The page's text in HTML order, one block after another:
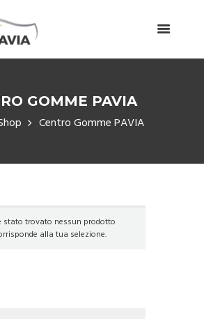
GOMME PAVIA
Centro Gomme PAVIA
stato trovato nessun prodotto
alla tua selezione.